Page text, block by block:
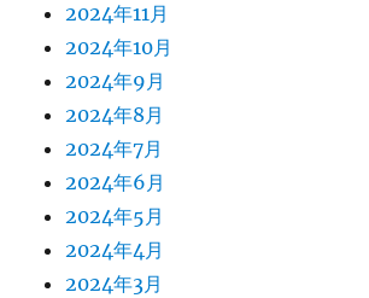
2024年11月
2024年10月
2024年9月
2024年8月
2024年7月
2024年6月
2024年5月
2024年4月
2024年3月